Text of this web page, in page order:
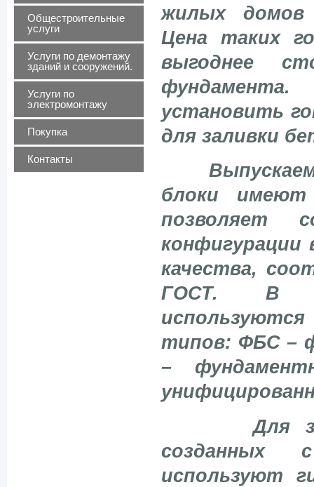
Общестроительные
услуги
Услуги по демонтажу
зданий и сооружений.
Услуги по
электромонтажу
Покупка
Контакты
жилых домов
Цена таких
выгоднее
установить
для заливки
блоки
позволяет
конфигурации
качества,
ГОСТ. В
типов: ФБС –
–
Для
созданных
используют